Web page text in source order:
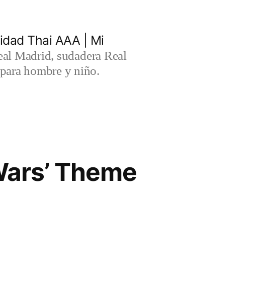
Thai AAA | Mi
Madrid, sudadera Real
hombre y niño.
Theme